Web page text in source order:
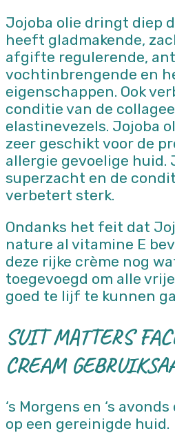
Jojoba olie dringt diep
heeft gladmakende,
afgifte regulerende,
vochtinbrengende en
eigenschappen. Ook
conditie van de
elastinevezels. Jojoba
zeer geschikt voor de
allergie gevoelige huid.
superzacht en de
verbetert sterk.
Ondanks het feit dat
nature al vitamine E
deze rijke crème nog
toegevoegd om alle
goed te lijf te kunnen
SUIT MATTERS
CREAM
‘s Morgens en ‘s
op een gereinigde huid.